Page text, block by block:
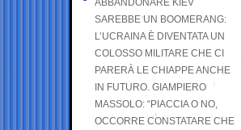
ABBANDONARE KIEV
SAREBBE UN BOOMERANG:
L’UCRAINA È DIVENTATA UN
COLOSSO MILITARE CHE CI
PARERÀ LE CHIAPPE ANCHE
IN FUTURO. GIAMPIERO
MASSOLO: “PIACCIA O NO,
OCCORRE CONSTATARE CHE